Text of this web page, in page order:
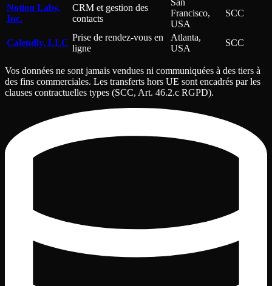
Notion Labs,
Inc.
CRM et gestion des
contacts
Francisco,
USA
SCC
Calendly, LLC
Prise de rendez-vous en
ligne
Atlanta,
USA
SCC
Vos données ne sont jamais vendues ni communiquées à des tiers à
des fins commerciales. Les transferts hors UE sont encadrés par les
clauses contractuelles types (SCC, Art. 46.2.c RGPD).